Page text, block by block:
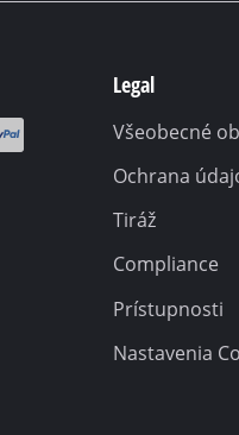
Legal
Všeobecné
Ochrana
Tiráž
Compliance
Prístupnosti
Nastavenia